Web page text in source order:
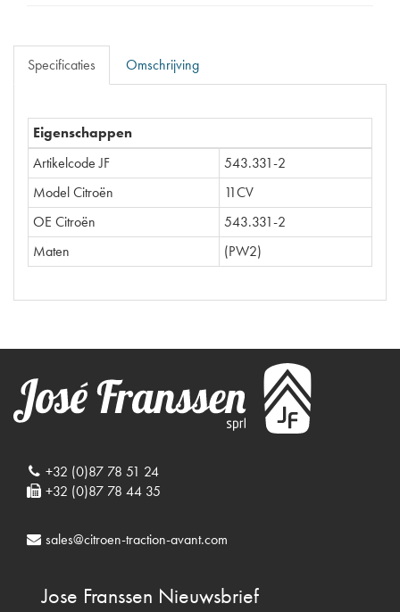
Specificaties Omschrijving
Eigenschappen
Artikelcode JF
543.331-2
Model Citroën
11CV
OE Citroën
543.331-2
Maten
(PW2)
+32 (0)87 78 51 24
+32 (0)87 78 44 35
sales@citroen-traction-avant.com
Jose Franssen Nieuwsbrief